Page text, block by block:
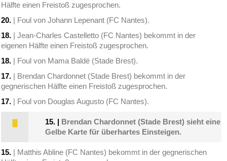
Hälfte einen Freistoß zugesprochen.
20. | Foul von Johann Lepenant (FC Nantes).
18. | Jean-Charles Castelletto (FC Nantes) bekommt in der
eigenen Hälfte einen Freistoß zugesprochen.
18. | Foul von Mama Baldé (Stade Brest).
17. | Brendan Chardonnet (Stade Brest) bekommt in der
gegnerischen Hälfte einen Freistoß zugesprochen.
17. | Foul von Douglas Augusto (FC Nantes).
15. | Brendan Chardonnet (Stade Brest) sieht eine
Gelbe Karte für überhartes Einsteigen.
15. | Matthis Abline (FC Nantes) bekommt in der gegnerischen